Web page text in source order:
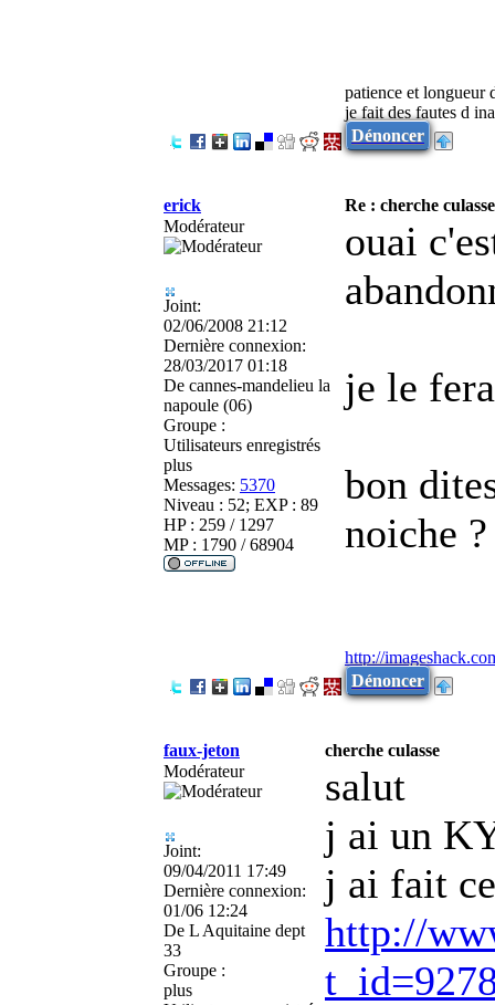
patience et longueur
je fait des fautes d
Dénoncer
erick
Re : cherche culasse
Modérateur
Joint:
02/06/2008 21:12
Dernière connexion:
28/03/2017 01:18
De cannes-mandelieu la
napoule (06)
Groupe :
Utilisateurs enregistrés
plus
Messages: 5370
Niveau : 52; EXP : 89
HP : 259 / 1297
MP : 1790 / 68904
ouai
je le
bon
noiche ?
http://
Dénoncer
faux-jeton
cherche culasse
Modérateur
Joint:
09/04/2011 17:49
Dernière connexion:
01/06 12:24
De L Aquitaine dept
33
Groupe :
plus
salut
j ai un
j ai fait
http://